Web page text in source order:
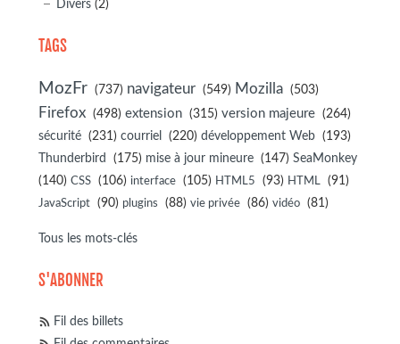
Divers (2)
TAGS
MozFr (737) navigateur (549) Mozilla (503)
Firefox (498) extension (315) version majeure (264)
sécurité (231) courriel (220) développement Web (193)
Thunderbird (175) mise à jour mineure (147) SeaMonkey
(140) CSS (106) interface (105) HTML5 (93) HTML (91)
JavaScript (90) plugins (88) vie privée (86) vidéo (81)
Tous les mots-clés
S'ABONNER
Fil des billets